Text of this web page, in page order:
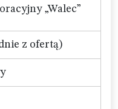
„Walec”
z ofertą)